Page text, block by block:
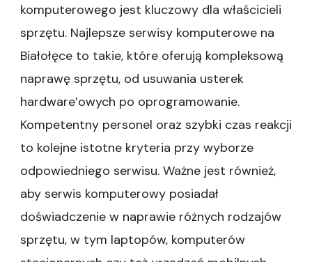
komputerowego jest kluczowy dla właścicieli
sprzętu. Najlepsze serwisy komputerowe na
Białołęce to takie, które oferują kompleksową
naprawę sprzętu, od usuwania usterek
hardware’owych po oprogramowanie.
Kompetentny personel oraz szybki czas reakcji
to kolejne istotne kryteria przy wyborze
odpowiedniego serwisu. Ważne jest również,
aby serwis komputerowy posiadał
doświadczenie w naprawie różnych rodzajów
sprzętu, w tym laptopów, komputerów